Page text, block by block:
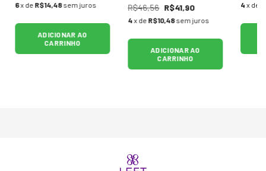
6x de R$14,48 sem juros
ADICIONAR AO
CARRINHO
R$46,56 R$41,90
4x de R$10,48sem juros
ADICIONAR AO
CARRINHO
4 x de